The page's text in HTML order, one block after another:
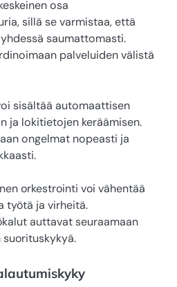
osa
sillä se varmistaa, että
saumattomasti.
palveluiden välistä
sisältää automaattisen
ja lokitietojen keräämisen.
ongelmat nopeasti ja
orkestrointi voi vähentää
työtä ja virheitä.
auttavat seuraamaan